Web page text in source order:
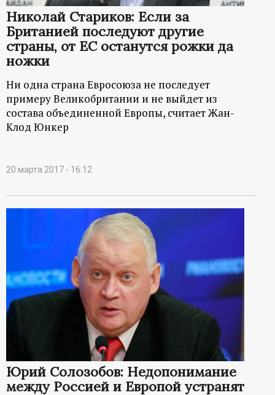
Николай Стариков: Если за
Британией последуют другие
страны, от ЕС останутся рожки да
ножки
Ни одна страна Евросоюза не последует
примеру Великобритании и не выйдет из
состава объединенной Европы, считает Жан-
Клод Юнкер
20 марта 2017 - 16:12
Юрий Солозобов: Недопонимание
между Россией и Европой устранят